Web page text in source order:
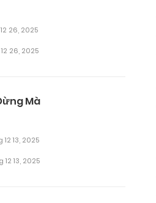
26, 2025
26, 2025
Mà
12 13, 2025
12 13, 2025